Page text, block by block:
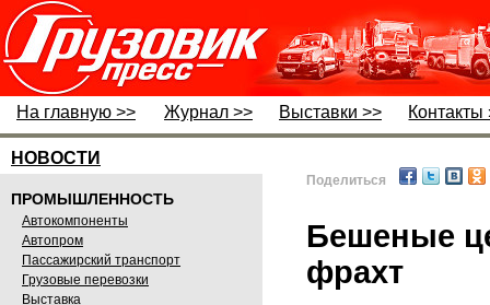
На главную >> Журнал >> Выставки >> Контакты
НОВОСТИ
ПРОМЫШЛЕННОСТЬ
Автокомпоненты
Автопром
Пассажирский транспорт
Грузовые перевозки
Выставка
Поделиться
Бешеные
фрахт